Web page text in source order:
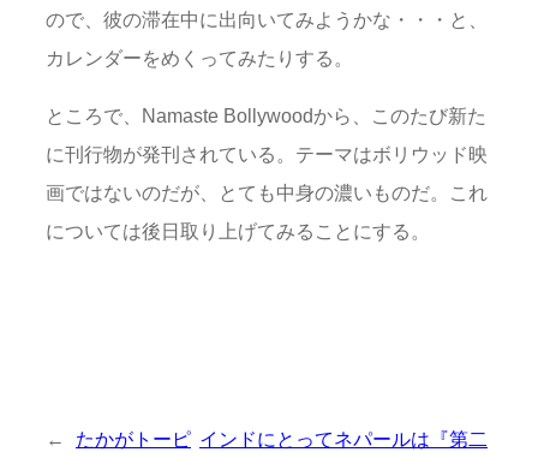
ので、彼の滞在中に出向いてみようかな・・・と、
カレンダーをめくってみたりする。
ところで、Namaste Bollywoodから、このたび新た
に刊行物が発刊されている。テーマはボリウッド映
画ではないのだが、とても中身の濃いものだ。これ
については後日取り上げてみることにする。
←
たかがトーピ インドにとってネパールは『第二